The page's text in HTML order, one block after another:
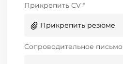
Прикрепить CV *
Прикрепить резюме
Сопроводительное письмо